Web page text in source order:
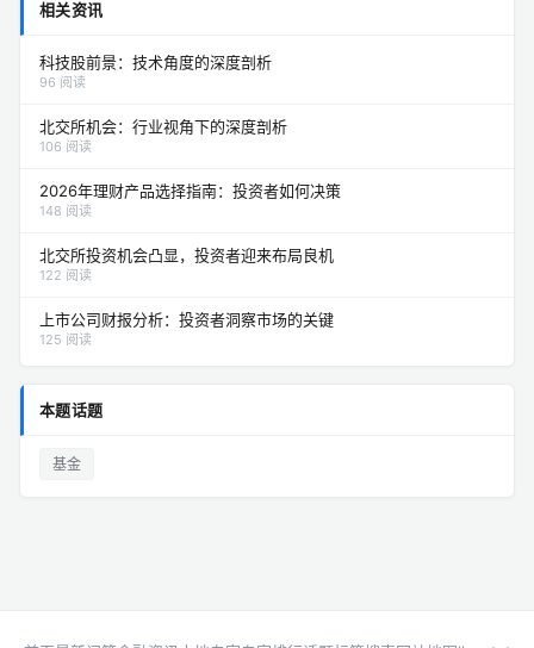
相关资讯
科技股前景：技术角度的深度剖析
96 阅读
北交所机会：行业视角下的深度剖析
106 阅读
2026年理财产品选择指南：投资者如何决策
148 阅读
北交所投资机会凸显，投资者迎来布局良机
122 阅读
上市公司财报分析：投资者洞察市场的关键
125 阅读
本题话题
基金